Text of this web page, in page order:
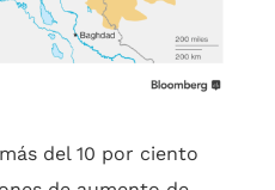
del 10 por ciento